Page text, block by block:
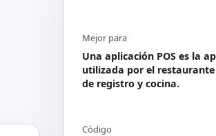
Mejor para
Una aplicación POS es la
utilizada por el
de registro y cocina.
Código